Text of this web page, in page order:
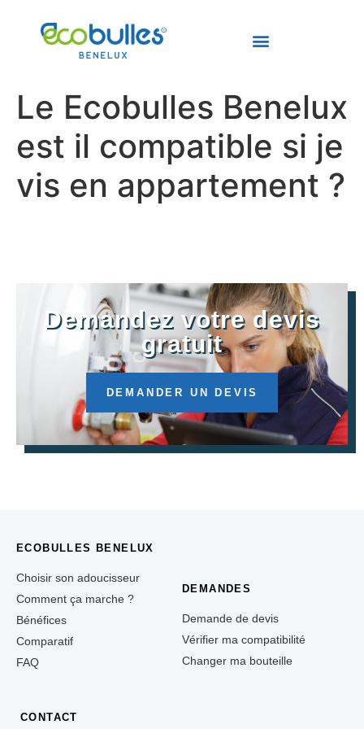
Le Ecobulles Benelux
est il compatible si je
vis en appartement ?
Demandez votre devis
gratuit
DEMANDER UN DEVIS
ECOBULLES BENELUX
Choisir son adoucisseur
Comment ça marche ?
Bénéfices
Comparatif
FAQ
DEMANDES
Demande de devis
Vérifier ma compatibilité
Changer ma bouteille
CONTACT